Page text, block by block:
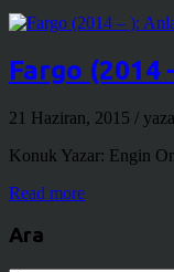
Fargo (2014
21 Haziran, 2015 /
Konuk Yazar: Engin
Read more
Ara